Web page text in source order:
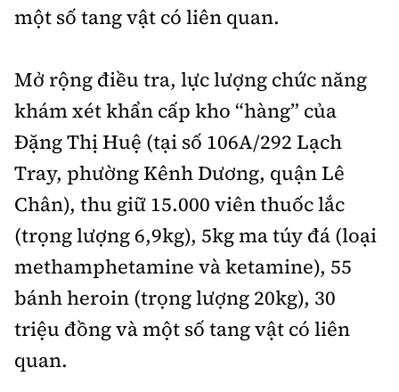
một số tang vật có liên quan.
Mở rộng điều tra, lực lượng chức năng
khám xét khẩn cấp kho “hàng” của
Đặng Thị Huệ (tại số 106A/292 Lạch
Tray, phường Kênh Dương, quận Lê
Chân), thu giữ 15.000 viên thuốc lắc
(trọng lượng 6,9kg), 5kg ma túy đá (loại
methamphetamine và ketamine), 55
bánh heroin (trọng lượng 20kg), 30
triệu đồng và một số tang vật có liên
quan.